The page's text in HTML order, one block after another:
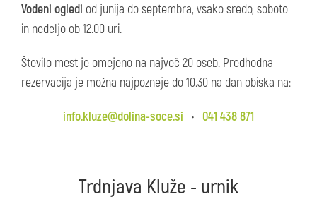
Vodeni ogledi od junija do septembra, vsako sredo, soboto
in nedeljo ob 12.00 uri.
Število mest je omejeno na največ 20 oseb. Predhodna
rezervacija je možna najpozneje do 10.30 na dan obiska na:
info.kluze@dolina-soce.si • 041 438 871
Trdnjava Kluže - urnik